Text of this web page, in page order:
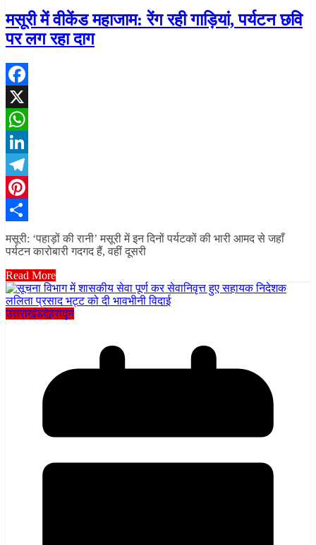
मसूरी में वीकेंड महाजाम: रेंग रही गाड़ियां, पर्यटन छवि
पर लग रहा दाग
Facebook
X
WhatsApp
LinkedIn
Telegram
Pinterest
Share
मसूरी: ‘पहाड़ों की रानी’ मसूरी में इन दिनों पर्यटकों की भारी आमद से जहाँ
पर्यटन कारोबारी गदगद हैं, वहीं दूसरी
Read More
उत्तराखंडदेहरादून